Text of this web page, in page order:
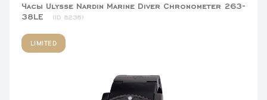
Часы Ulysse Nardin Marine Diver Chronometer 263-
38LE
8238
LIMITED